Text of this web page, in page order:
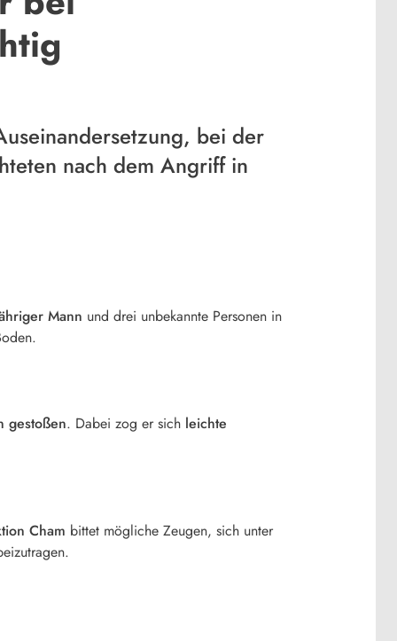
bei der
nach dem Angriff in
Mann und drei unbekannte Personen in
gestoßen. Dabei zog er sich leichte
Cham bittet mögliche Zeugen, sich unter